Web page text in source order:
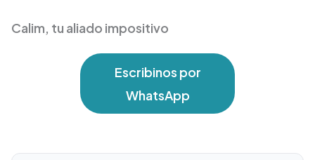
Calim, tu aliado impositivo
Escribinos por
WhatsApp